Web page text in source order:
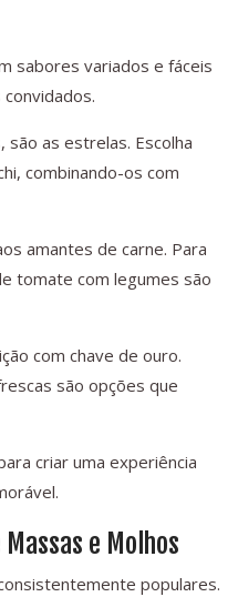
sabores variados e fáceis
são as estrelas. Escolha
combinando-os com
amantes de carne. Para
tomate com legumes são
com chave de ouro.
são opções que
criar uma experiência
e Molhos
populares.